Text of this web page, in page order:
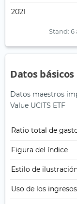
2021
Stand: 6
Datos básicos
Datos maestros
Value UCITS ETF
Ratio total de
Figura del índice
Estilo de
Uso de los ingresos